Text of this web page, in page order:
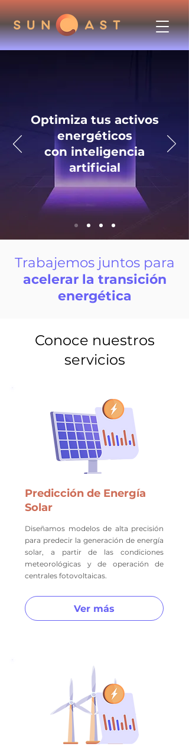
Optimiza tus activos
energéticos
con inteligencia
artificial
Trabajemos juntos para
acelerar la transición
energética
Conoce nuestros
servicios
Predicción de Energía
Solar
Diseñamos modelos de alta precisión
para predecir la generación de energía
solar, a partir de las condiciones
meteorológicas y de operación de
centrales fotovoltaicas.
Ver más